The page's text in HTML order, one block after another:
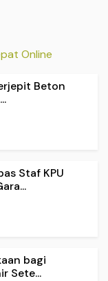
Online
Beton
Staf KPU
bagi
Sete...